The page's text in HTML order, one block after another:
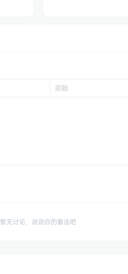
暂无讨论，说说你的看法吧